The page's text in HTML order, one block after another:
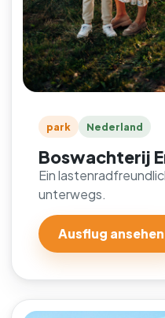
park Nederland
Boswachterij
Ein
unterwegs.
Ausflug ansehen